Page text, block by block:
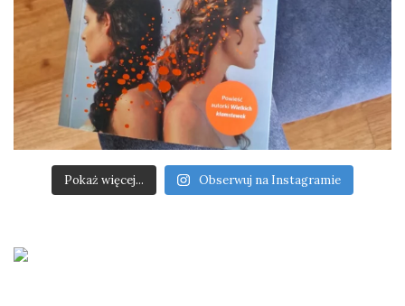
Pokaż więcej... Obserwuj na Instagramie